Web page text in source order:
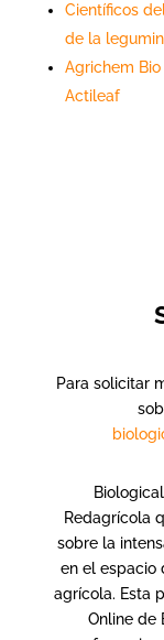
Científicos
de la
Agrichem
Actileaf
Para solicitar
Redagrícola
sobre la
en el espacio
agrícola. Esta
Online de